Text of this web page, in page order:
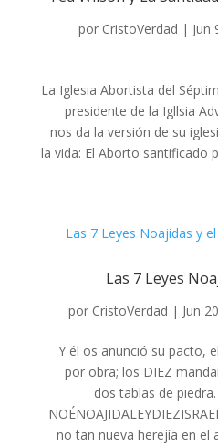
por CristoVerdad | Jun
La Iglesia Abortista del
presidente de la Igllsia
nos da la versión de su
la vida: El Aborto santificado
Las 7 Leyes
por CristoVerdad | Jun
13 Y él os anunció su
por obra; los DIEZ
dos tablas de
no tan nueva herejía en el